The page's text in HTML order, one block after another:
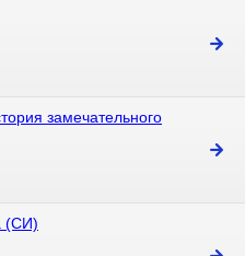
замечательного
(СИ)